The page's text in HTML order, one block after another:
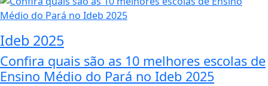
Ideb 2025
Confira quais são as 10 melhores escolas de
Ensino Médio do Pará no Ideb 2025